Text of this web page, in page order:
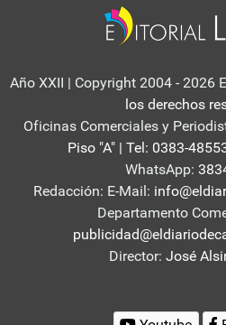
Año XXII | Copyright 2004 - 2026
los derechos
Oficinas Comerciales y
Piso "A" | Tel: 0383-
WhatsApp:
Redacción: E-Mail:
Departamento
Director: José